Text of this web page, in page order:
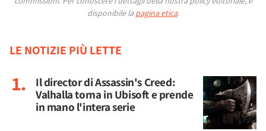
disponibile la pagina etica.
LE NOTIZIE PIÙ LETTE
Il director di Assassin's Creed:
Valhalla torna in Ubisoft e prende
in mano l'intera serie